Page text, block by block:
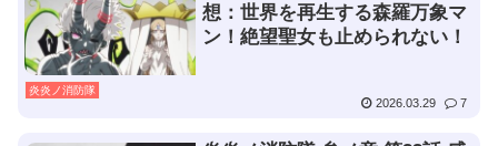
炎炎ノ消防隊
想：世界を再生する森羅万象マ
ン！絶望聖女も止められない！
2026.03.29 7